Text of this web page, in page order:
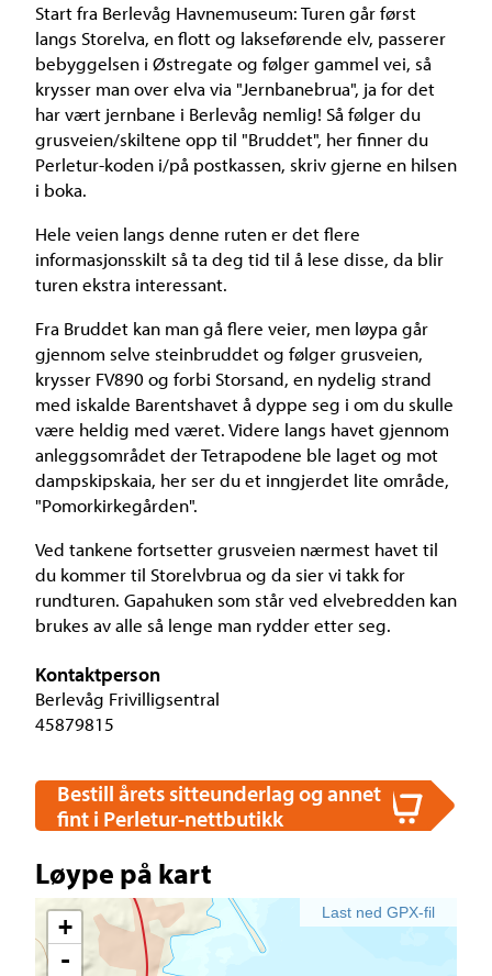
Start fra Berlevåg Havnemuseum: Turen går først
langs Storelva, en flott og lakseførende elv, passerer
bebyggelsen i Østregate og følger gammel vei, så
krysser man over elva via "Jernbanebrua", ja for det
har vært jernbane i Berlevåg nemlig! Så følger du
grusveien/skiltene opp til "Bruddet", her finner du
Perletur-koden i/på postkassen, skriv gjerne en hilsen
i boka.
Hele veien langs denne ruten er det flere
informasjonsskilt så ta deg tid til å lese disse, da blir
turen ekstra interessant.
Fra Bruddet kan man gå flere veier, men løypa går
gjennom selve steinbruddet og følger grusveien,
krysser FV890 og forbi Storsand, en nydelig strand
med iskalde Barentshavet å dyppe seg i om du skulle
være heldig med været. Videre langs havet gjennom
anleggsområdet der Tetrapodene ble laget og mot
dampskipskaia, her ser du et inngjerdet lite område,
"Pomorkirkegården".
Ved tankene fortsetter grusveien nærmest havet til
du kommer til Storelvbrua og da sier vi takk for
rundturen. Gapahuken som står ved elvebredden kan
brukes av alle så lenge man rydder etter seg.
Kontaktperson
Berlevåg Frivilligsentral
45879815
Bestill årets sitteunderlag og annet
fint i Perletur-nettbutikk
Løype på kart
Last ned GPX-fil
+
-